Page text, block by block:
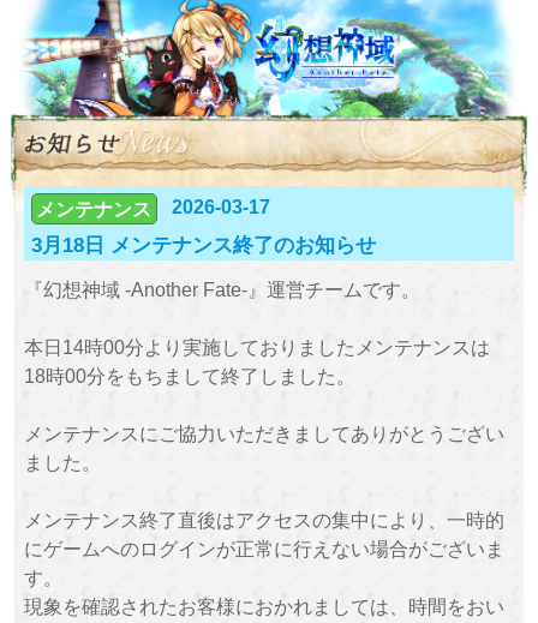
メンテナンス 2026-03-17
3月18日 メンテナンス終了のお知らせ
『幻想神域 -Another Fate-』運営チームです。
本日14時00分より実施しておりましたメンテナンスは
18時00分をもちまして終了しました。
メンテナンスにご協力いただきましてありがとうござい
ました。
メンテナンス終了直後はアクセスの集中により、一時的
にゲームへのログインが正常に行えない場合がございま
す。
現象を確認されたお客様におかれましては、時間をおい